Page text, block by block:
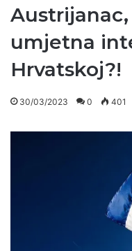
umjetna
Hrvatskoj?!
30/03/2023 0 401